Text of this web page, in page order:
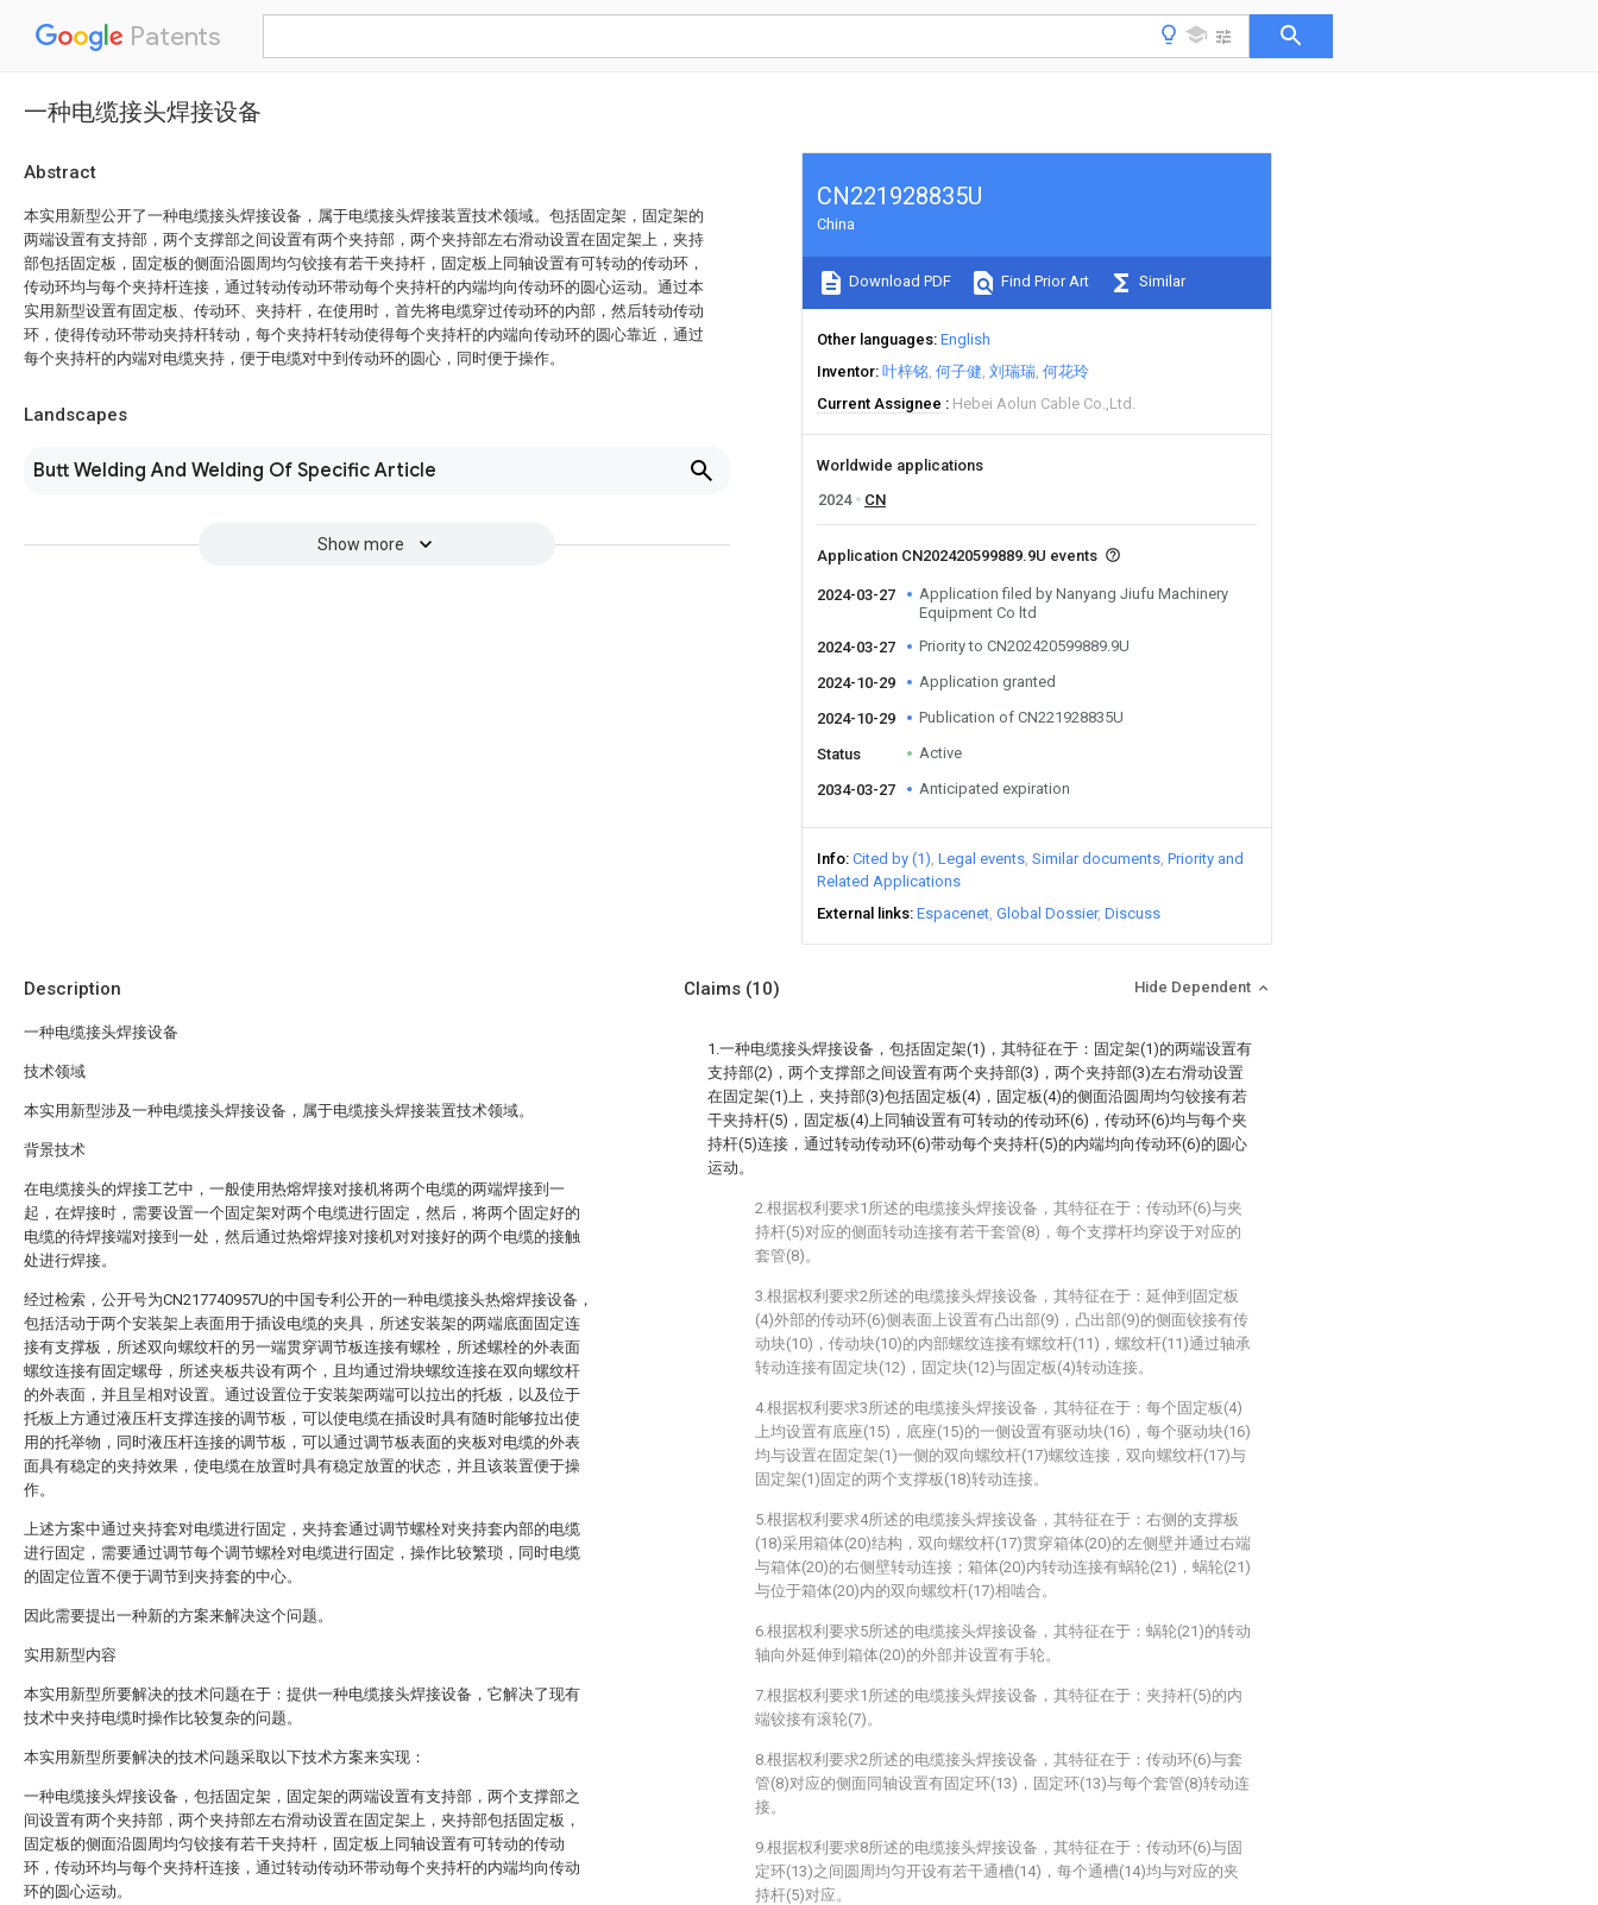
Patents
一种电缆接头焊接设备
Abstract
本实用新型公开了一种电缆接头焊接设备，属于电缆接头焊接装置技术领域。包括固定架，固定架的
两端设置有支持部，两个支撑部之间设置有两个夹持部，两个夹持部左右滑动设置在固定架上，夹持
部包括固定板，固定板的侧面沿圆周均匀铰接有若干夹持杆，固定板上同轴设置有可转动的传动环，
传动环均与每个夹持杆连接，通过转动传动环带动每个夹持杆的内端均向传动环的圆心运动。通过本
实用新型设置有固定板、传动环、夹持杆，在使用时，首先将电缆穿过传动环的内部，然后转动传动
环，使得传动环带动夹持杆转动，每个夹持杆转动使得每个夹持杆的内端向传动环的圆心靠近，通过
每个夹持杆的内端对电缆夹持，便于电缆对中到传动环的圆心，同时便于操作。
Landscapes
Butt Welding And Welding Of Specific Article
Show more
CN221928835U
China
Download PDF Find Prior Art Similar
Other languages English
Inventor 叶梓铭 何子健 刘瑞瑞 何花玲
Current Assignee
Hebei Aolun Cable Co.,Ltd.
Worldwide applications
2024
CN
Application CN202420599889.9U events
2024-03-27
Application filed by Nanyang Jiufu Machinery
Equipment Co ltd
2024-03-27
Priority to CN202420599889.9U
2024-10-29 Application granted
2024-10-29 Publication of CN221928835U
Status Active
2034-03-27 Anticipated expiration
Info Cited by (1) Legal events Similar documents Priority and
Related Applications
External links Espacenet Global Dossier Discuss
Description
一种电缆接头焊接设备
技术领域
本实用新型涉及一种电缆接头焊接设备，属于电缆接头焊接装置技术领域。
背景技术
在电缆接头的焊接工艺中，一般使用热熔焊接对接机将两个电缆的两端焊接到一
起，在焊接时，需要设置一个固定架对两个电缆进行固定，然后，将两个固定好的
电缆的待焊接端对接到一处，然后通过热熔焊接对接机对对接好的两个电缆的接触
处进行焊接。
经过检索，公开号为CN217740957U的中国专利公开的一种电缆接头热熔焊接设备，
包括活动于两个安装架上表面用于插设电缆的夹具，所述安装架的两端底面固定连
接有支撑板，所述双向螺纹杆的另一端贯穿调节板连接有螺栓，所述螺栓的外表面
螺纹连接有固定螺母，所述夹板共设有两个，且均通过滑块螺纹连接在双向螺纹杆
的外表面，并且呈相对设置。通过设置位于安装架两端可以拉出的托板，以及位于
托板上方通过液压杆支撑连接的调节板，可以使电缆在插设时具有随时能够拉出使
用的托举物，同时液压杆连接的调节板，可以通过调节板表面的夹板对电缆的外表
面具有稳定的夹持效果，使电缆在放置时具有稳定放置的状态，并且该装置便于操
作。
上述方案中通过夹持套对电缆进行固定，夹持套通过调节螺栓对夹持套内部的电缆
进行固定，需要通过调节每个调节螺栓对电缆进行固定，操作比较繁琐，同时电缆
的固定位置不便于调节到夹持套的中心。
因此需要提出一种新的方案来解决这个问题。
实用新型内容
本实用新型所要解决的技术问题在于：提供一种电缆接头焊接设备，它解决了现有
技术中夹持电缆时操作比较复杂的问题。
本实用新型所要解决的技术问题采取以下技术方案来实现：
一种电缆接头焊接设备，包括固定架，固定架的两端设置有支持部，两个支撑部之
间设置有两个夹持部，两个夹持部左右滑动设置在固定架上，夹持部包括固定板，
固定板的侧面沿圆周均匀铰接有若干夹持杆，固定板上同轴设置有可转动的传动
环，传动环均与每个夹持杆连接，通过转动传动环带动每个夹持杆的内端均向传动
环的圆心运动。
Claims (10) Hide Dependent
1.一种电缆接头焊接设备，包括固定架(1)，其特征在于：固定架(1)的两端设置有
支持部(2)，两个支撑部之间设置有两个夹持部(3)，两个夹持部(3)左右滑动设置
在固定架(1)上，夹持部(3)包括固定板(4)，固定板(4)的侧面沿圆周均匀铰接有若
干夹持杆(5)，固定板(4)上同轴设置有可转动的传动环(6)，传动环(6)均与每个夹
持杆(5)连接，通过转动传动环(6)带动每个夹持杆(5)的内端均向传动环(6)的圆心
运动。
2.根据权利要求1所述的电缆接头焊接设备，其特征在于：传动环(6)与夹
持杆(5)对应的侧面转动连接有若干套管(8)，每个支撑杆均穿设于对应的
套管(8)。
3.根据权利要求2所述的电缆接头焊接设备，其特征在于：延伸到固定板
(4)外部的传动环(6)侧表面上设置有凸出部(9)，凸出部(9)的侧面铰接有传
动块(10)，传动块(10)的内部螺纹连接有螺纹杆(11)，螺纹杆(11)通过轴承
转动连接有固定块(12)，固定块(12)与固定板(4)转动连接。
4.根据权利要求3所述的电缆接头焊接设备，其特征在于：每个固定板(4)
上均设置有底座(15)，底座(15)的一侧设置有驱动块(16)，每个驱动块(16)
均与设置在固定架(1)一侧的双向螺纹杆(17)螺纹连接，双向螺纹杆(17)与
固定架(1)固定的两个支撑板(18)转动连接。
5.根据权利要求4所述的电缆接头焊接设备，其特征在于：右侧的支撑板
(18)采用箱体(20)结构，双向螺纹杆(17)贯穿箱体(20)的左侧壁并通过右端
与箱体(20)的右侧壁转动连接；箱体(20)内转动连接有蜗轮(21)，蜗轮(21)
与位于箱体(20)内的双向螺纹杆(17)相啮合。
6.根据权利要求5所述的电缆接头焊接设备，其特征在于：蜗轮(21)的转动
轴向外延伸到箱体(20)的外部并设置有手轮。
7.根据权利要求1所述的电缆接头焊接设备，其特征在于：夹持杆(5)的内
端铰接有滚轮(7)。
8.根据权利要求2所述的电缆接头焊接设备，其特征在于：传动环(6)与套
管(8)对应的侧面同轴设置有固定环(13)，固定环(13)与每个套管(8)转动连
接。
9.根据权利要求8所述的电缆接头焊接设备，其特征在于：传动环(6)与固
定环(13)之间圆周均匀开设有若干通槽(14)，每个通槽(14)均与对应的夹
持杆(5)对应。